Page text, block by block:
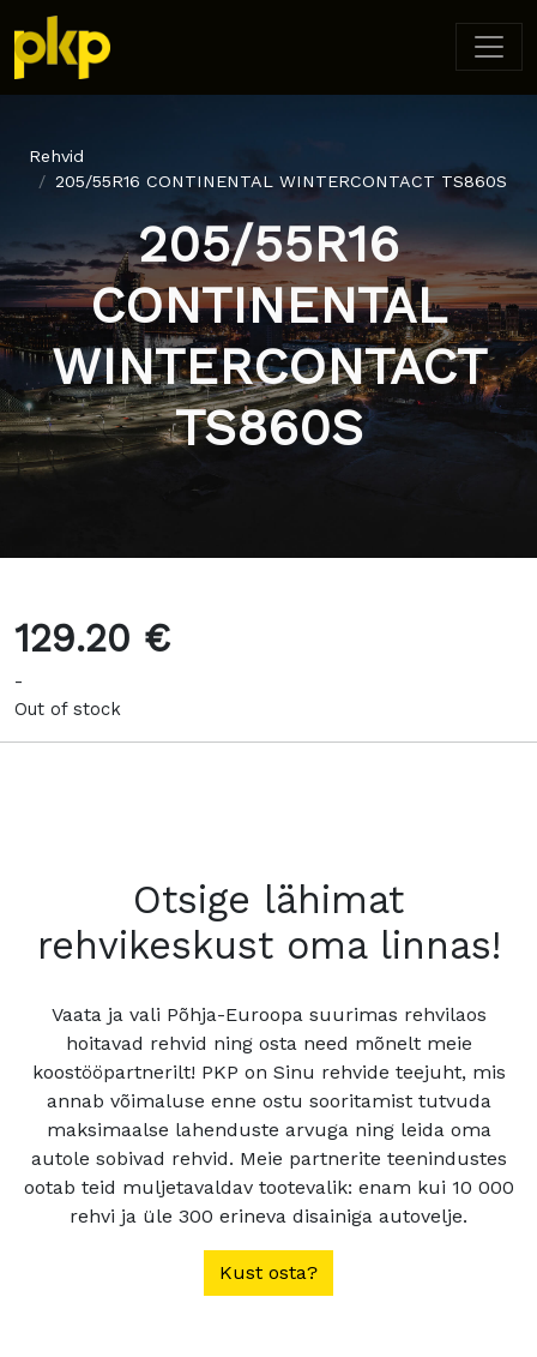
Rehvid
205/55R16 CONTINENTAL WINTERCONTACT TS860S
205/55R16
CONTINENTAL
WINTERCONTACT
TS860S
129.20 €
-
Out of stock
Otsige lähimat
rehvikeskust oma linnas!
Vaata ja vali Põhja-Euroopa suurimas rehvilaos
hoitavad rehvid ning osta need mõnelt meie
koostööpartnerilt! PKP on Sinu rehvide teejuht, mis
annab võimaluse enne ostu sooritamist tutvuda
maksimaalse lahenduste arvuga ning leida oma
autole sobivad rehvid. Meie partnerite teenindustes
ootab teid muljetavaldav tootevalik: enam kui 10 000
rehvi ja üle 300 erineva disainiga autovelje.
Kust osta?